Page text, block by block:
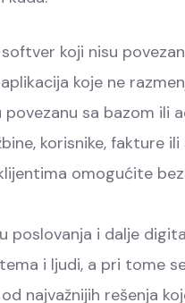
koji nisu
koje ne
sa bazom ili
korisnike, fakture
omogućite
poslovanja i dalje
i ljudi, a pri tome
najvažnijih rešenja